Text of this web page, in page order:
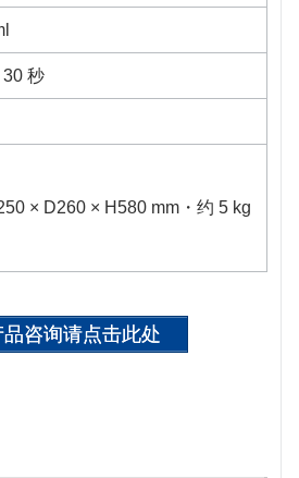
秒
× D260 × H580 mm・约 5 kg
品咨询请点击此处